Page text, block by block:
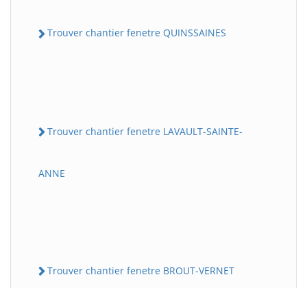
Trouver chantier fenetre QUINSSAINES
Trouver chantier fenetre LAVAULT-SAINTE-
ANNE
Trouver chantier fenetre BROUT-VERNET